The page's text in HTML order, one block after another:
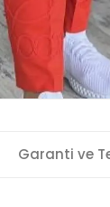
Garanti ve